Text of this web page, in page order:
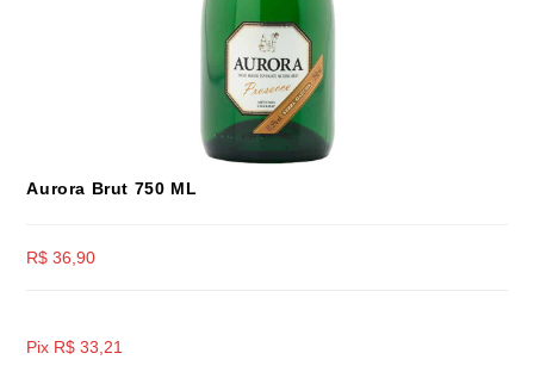
Aurora Brut 750 ML
R$ 36,90
Pix R$ 33,21